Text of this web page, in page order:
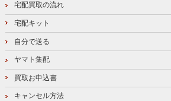
宅配買取の流れ
宅配キット
自分で送る
ヤマト集配
買取お申込書
キャンセル方法